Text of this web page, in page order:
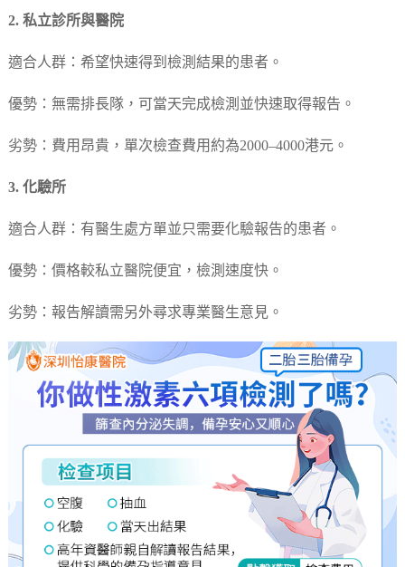
2. 私立診所與醫院
適合人群：希望快速得到檢測結果的患者。
優勢：無需排長隊，可當天完成檢測並快速取得報告。
劣勢：費用昂貴，單次檢查費用約為2000–4000港元。
3. 化驗所
適合人群：有醫生處方單並只需要化驗報告的患者。
優勢：價格較私立醫院便宜，檢測速度快。
劣勢：報告解讀需另外尋求專業醫生意見。